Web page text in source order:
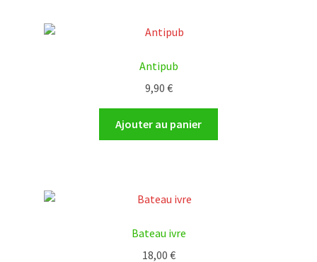
Antipub
9,90 €
Ajouter au panier
Bateau ivre
18,00 €